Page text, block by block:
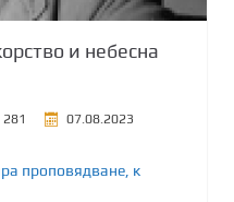
и небесна
281 07.08.2023
проповядване к